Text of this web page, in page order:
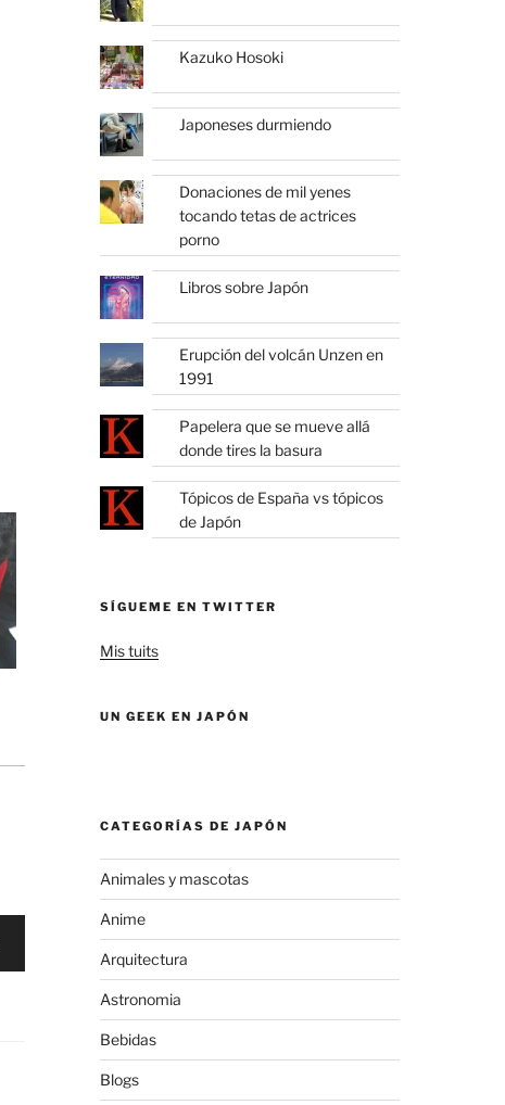
Kazuko Hosoki
Japoneses durmiendo
Donaciones de mil yenes
tocando tetas de actrices
porno
Libros sobre Japón
Erupción del volcán Unzen en
1991
Papelera que se mueve allá
donde tires la basura
Tópicos de España vs tópicos
de Japón
SÍGUEME EN TWITTER
Mis tuits
UN GEEK EN JAPÓN
CATEGORÍAS DE JAPÓN
Animales y mascotas
Anime
Arquitectura
Astronomia
Bebidas
Blogs